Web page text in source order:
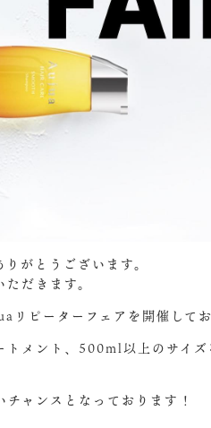
がとうございます。
だきます。
ピーターフェアを開催してお
メント、500ml以上のサイ
ャンスとなっております！